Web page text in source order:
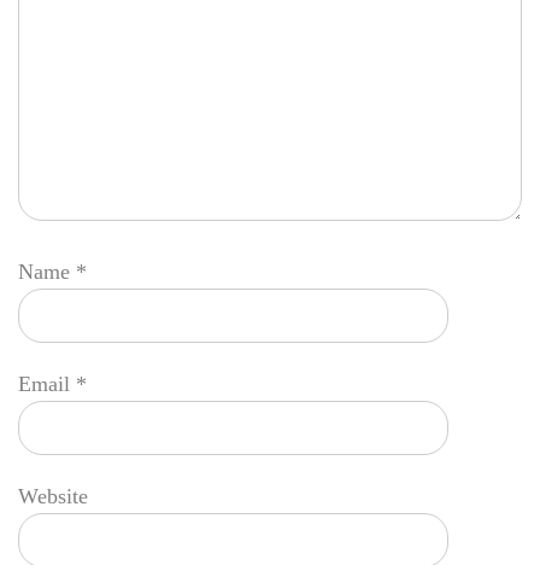
Name *
Email *
Website